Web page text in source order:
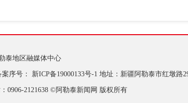
泰地区融媒体中心
案序号： 新ICP备19000133号-1地址：新疆阿勒泰市红墩路
0906-2121638©阿勒泰新闻网 版权所有